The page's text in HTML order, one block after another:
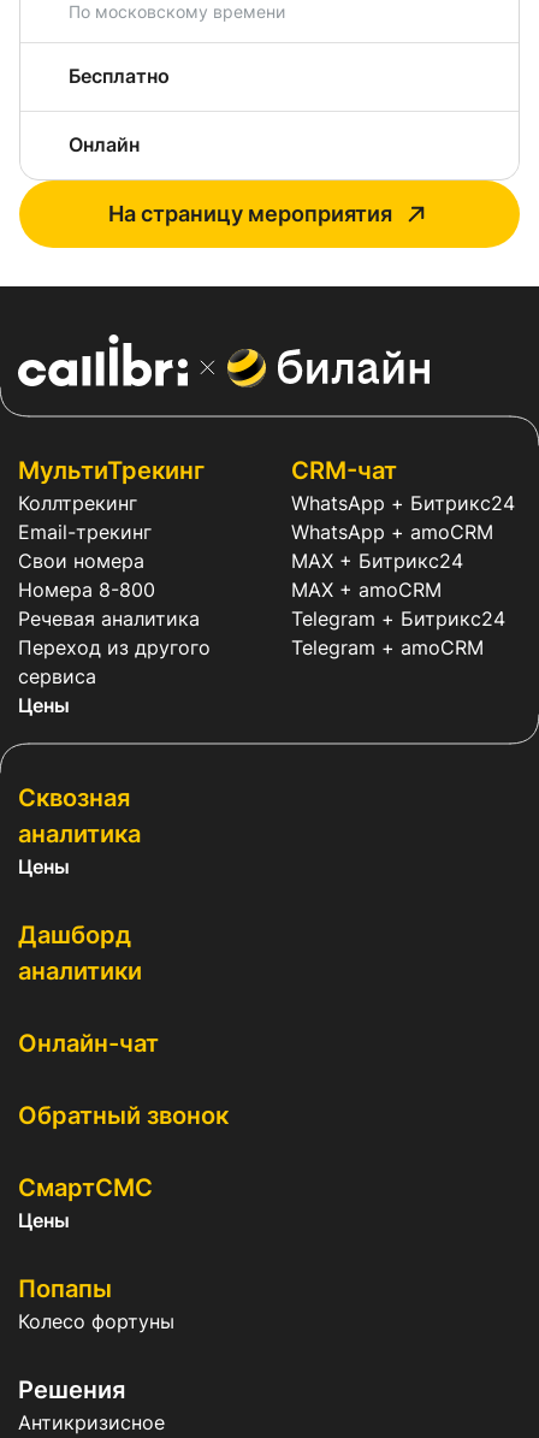
По московскому времени
Бесплатно
Онлайн
На страницу мероприятия
МультиТрекинг
Коллтрекинг
Email-трекинг
Свои номера
Номера 8-800
Речевая аналитика
Переход из другого
сервиса
Цены
CRM-чат
WhatsApp + Битрикс24
WhatsApp + amoCRM
MAX + Битрикс24
MAX + amoCRM
Telegram + Битрикс24
Telegram + amoCRM
Сквозная
аналитика
Цены
Дашборд
аналитики
Онлайн-чат
Обратный звонок
СмартСМС
Цены
Попапы
Колесо фортуны
Решения
Антикризисное